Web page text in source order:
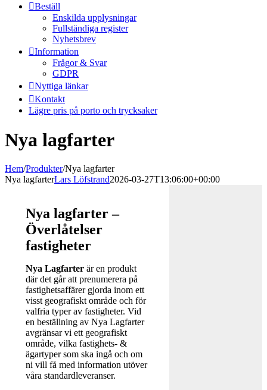
Beställ
Enskilda upplysningar
Fullständiga register
Nyhetsbrev
Information
Frågor & Svar
GDPR
Nyttiga länkar
Kontakt
Lägre pris på porto och trycksaker
Nya lagfarter
Hem/Produkter/Nya lagfarter
Nya lagfarterLars Löfstrand2026-03-27T13:06:00+00:00
Nya lagfarter –
Överlåtelser
fastigheter
Nya Lagfarter är en produkt
där det går att prenumerera på
fastighetsaffärer gjorda inom ett
visst geografiskt område och för
valfria typer av fastigheter. Vid
en beställning av Nya Lagfarter
avgränsar vi ett geografiskt
område, vilka fastighets- &
ägartyper som ska ingå och om
ni vill få med information utöver
våra standardleveranser.